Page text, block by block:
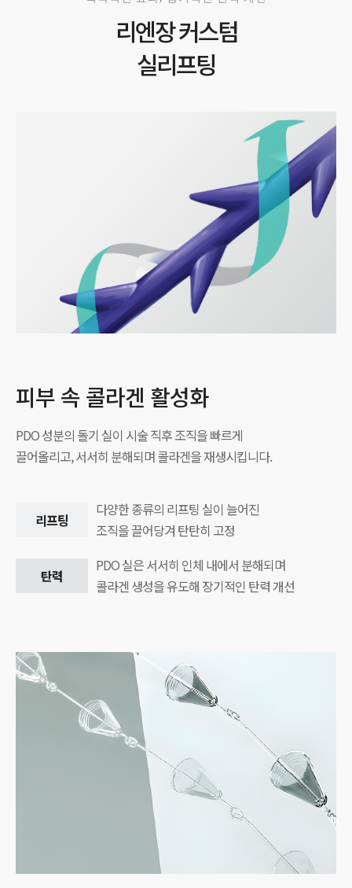
리엔장 커스텀
실리프팅
피부 속 콜라겐 활성화
PDO 성분의 돌기 실이 시술 직후 조직을 빠르게
끌어올리고, 서서히 분해되며 콜라겐을 재생시킵니다.
리프팅
다양한 종류의 리프팅 실이 늘어진
조직을 끌어당겨 탄탄히 고정
탄력
PDO 실은 서서히 인체 내에서 분해되며
콜라겐 생성을 유도해 장기적인 탄력 개선